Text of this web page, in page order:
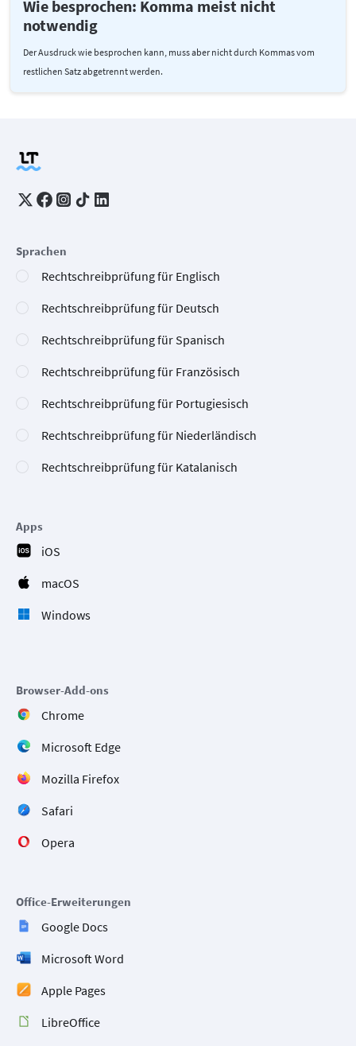
Wie besprochen: Komma meist nicht
notwendig
Der Ausdruck wie besprochen kann, muss aber nicht durch Kommas vom
restlichen Satz abgetrennt werden.
Sprachen
Rechtschreibprüfung für Englisch
Rechtschreibprüfung für Deutsch
Rechtschreibprüfung für Spanisch
Rechtschreibprüfung für Französisch
Rechtschreibprüfung für Portugiesisch
Rechtschreibprüfung für Niederländisch
Rechtschreibprüfung für Katalanisch
Apps
iOS
macOS
Windows
Browser-Add-ons
Chrome
Microsoft Edge
Mozilla Firefox
Safari
Opera
Office-Erweiterungen
Google Docs
Microsoft Word
Apple Pages
LibreOffice